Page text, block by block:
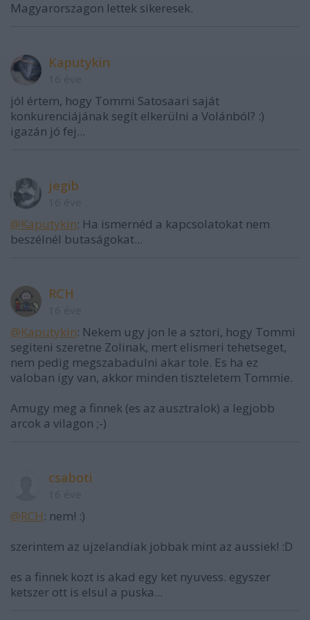
Magyarorszagon lettek sikeresek.
Kaputykin
jól értem, hogy Tommi Satosaari saját
konkurenciájának segít elkerülni a Volánból? :)
igazán jó fej...
jegib
@Kaputykin: Ha ismernéd a kapcsolatokat nem
beszélnél butaságokat...
RCH
@Kaputykin: Nekem ugy jon le a sztori, hogy Tommi
segiteni szeretne Zolinak, mert elismeri tehetseget,
nem pedig megszabadulni akar tole. Es ha ez
valoban igy van, akkor minden tiszteletem Tommie.
Amugy meg a finnek (es az ausztralok) a legjobb
arcok a vilagon ;-)
csaboti
@RCH: nem! :)
szerintem az ujzelandiak jobbak mint az aussiek! :D
es a finnek kozt is akad egy ket nyuvess. egyszer
ketszer ott is elsul a puska...